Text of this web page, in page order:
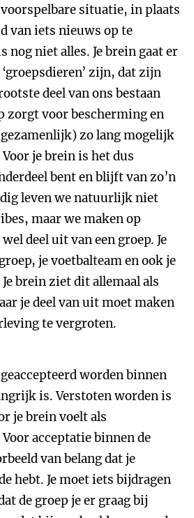
situatie, in plaats
van iets nieuws op te
nog niet alles. Je brein gaat er
zijn, dat zijn
deel van ons bestaan
zorgt voor bescherming en
zo lang mogelijk
je brein is het dus
bent en blijft van zo’n
leven we natuurlijk niet
maar we maken op
deel uit van een groep. Je
je voetbalteam en ook je
brein ziet dit allemaal als
je deel van uit moet maken
te vergroten.
worden binnen
is. Verstoten worden is
je brein voelt als
acceptatie binnen de
van belang dat je
hebt. Je moet iets bijdragen
de groep je er graag bij